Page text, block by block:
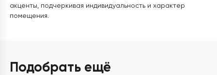
акценты, подчеркивая индивидуальность и характер
помещения.
Подобрать ещё